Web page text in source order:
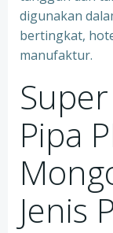
digunakan
bertingkat,
manufaktur.
Pipa
Jenis